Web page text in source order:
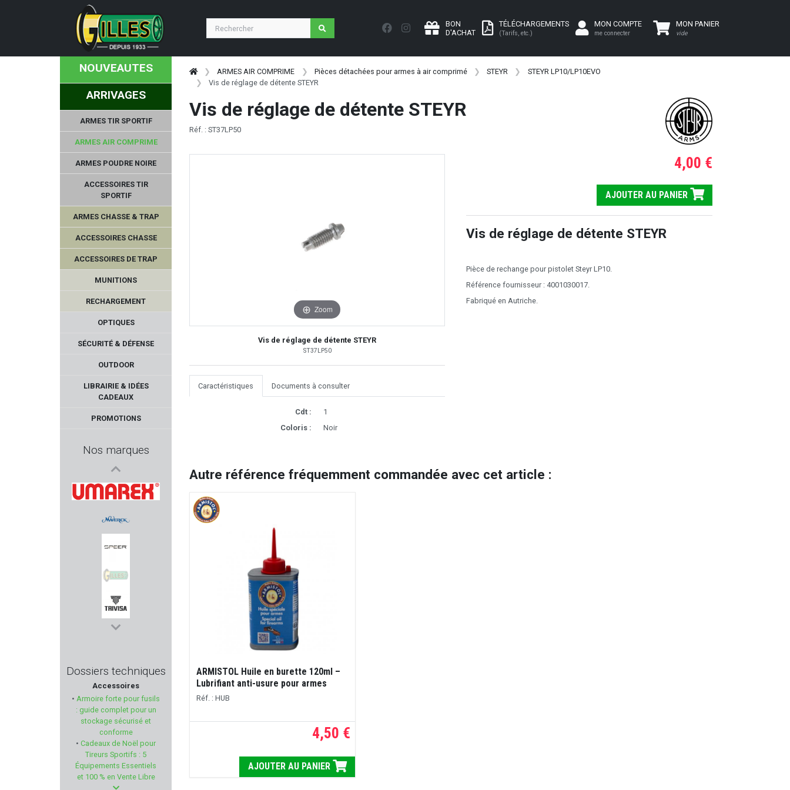
BON
D'ACHAT
TÉLÉCHARGEMENTS
(Tarifs, etc.)
MON COMPTE
me connecter
MON PANIER
vide
NOUVEAUTES
ARRIVAGES
ARMES TIR SPORTIF
ARMES AIR COMPRIME
ARMES POUDRE NOIRE
ACCESSOIRES TIR
SPORTIF
ARMES CHASSE & TRAP
ACCESSOIRES CHASSE
ACCESSOIRES DE TRAP
MUNITIONS
RECHARGEMENT
OPTIQUES
SÉCURITÉ & DÉFENSE
OUTDOOR
LIBRAIRIE & IDÉES
CADEAUX
PROMOTIONS
Nos marques
PPS
UMAREX
MAVERICK
SPEER
Sans marque GILLES
TRIVISA
DERYA
AGUILA
FEDERAL
TANFOGLIO
Dossiers techniques
Accessoires
• Armoire forte pour fusils
: guide complet pour un
stockage sécurisé et
conforme
• Cadeaux de Noël pour
Tireurs Sportifs : 5
Équipements Essentiels
et 100 % en Vente Libre
ARMES AIR COMPRIME Pièces détachées pour armes à air comprimé STEYR
STEYR LP10/LP10EVO
Vis de réglage de détente STEYR
Vis de réglage de détente STEYR
Réf. : ST37LP50
Zoom
Vis de réglage de détente STEYR
ST37LP50
Caractéristiques Documents à consulter
Cdt :
1
Coloris :
Noir
4,00 €
AJOUTER AU PANIER
Vis de réglage de détente STEYR
Pièce de rechange pour pistolet Steyr LP10.
Référence fournisseur : 4001030017.
Fabriqué en Autriche.
Autre référence fréquemment commandée avec cet article :
ARMISTOL Huile en burette 120ml –
Lubrifiant anti-usure pour armes
Réf. : HUB
4,50 €
AJOUTER AU PANIER